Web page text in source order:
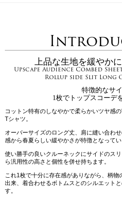
上品な生地を緩やか
Upscape Audience Combed
Rollup side Slit Long
特徴的なサ
1枚でトップスコーデ
コットン特有のしなやかで柔らかいツヤ感
Tシャツ。
オーバーサイズのロング丈、肩に縫い合わ
感から春夏らしい緩やかさが特徴となってい
使い勝手の良いクルーネックにサイドのス
ら汎用性の高さと個性を併せ持ちます。
これ1枚で十分に存在感がありながら、柄
出来、着合わせるボトムスとのシルエット
す。